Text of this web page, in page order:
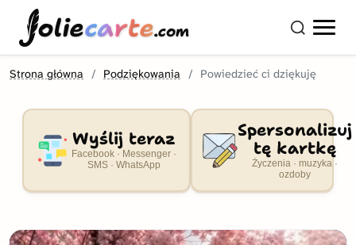
oliecarte.com
Strona główna Podziękowania Powiedzieć ci dziękuję
Wyślij teraz
Facebook · Messenger ·
SMS · WhatsApp
Spersonalizuj
tę kartkę
Życzenia · muzyka ·
ozdoby